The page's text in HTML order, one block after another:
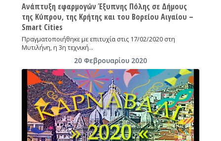
Ανάπτυξη εφαρμογών Έξυπνης Πόλης σε Δήμους
της Κύπρου, της Κρήτης και του Βορείου Αιγαίου –
Smart Cities
Πραγματοποιήθηκε με επιτυχία στις 17/02/2020 στη
Μυτιλήνη, η 3η τεχνική…
20 Φεβρουαρίου 2020